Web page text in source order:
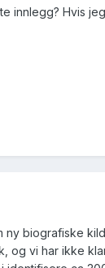
innlegg? Hvis
ny biografiske
og vi har ikke